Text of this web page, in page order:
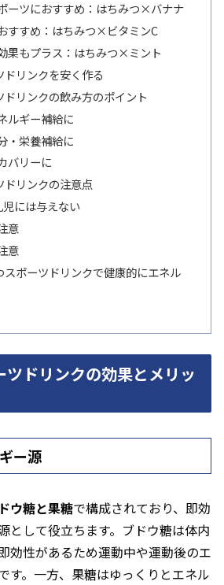
ーツにおすすめ：はちみつ×バナナ
すすめ：はちみつ×ビタミンC
果もプラス：はちみつ×ミント
ドリンクを安く作る
ドリンクの飲み方のポイント
ルギー補給に
・栄養補給に
バリーに
ドリンクの注意点
には与えない
意
意
スポーツドリンクで健康的にエネル
ツドリンクの効果とメリッ
ー源
ウ糖と果糖で構成されており、即効
として役立ちます。ブドウ糖は体内
効性があるため運動中や運動後のエ
す。一方、果糖はゆっくりとエネル